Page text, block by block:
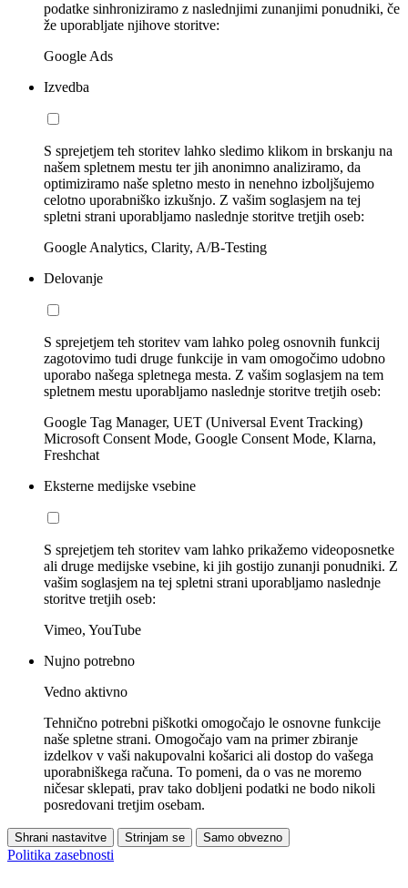
podatke sinhroniziramo z naslednjimi zunanjimi ponudniki, če
že uporabljate njihove storitve:
Google Ads
Izvedba
S sprejetjem teh storitev lahko sledimo klikom in brskanju na
našem spletnem mestu ter jih anonimno analiziramo, da
optimiziramo naše spletno mesto in nenehno izboljšujemo
celotno uporabniško izkušnjo. Z vašim soglasjem na tej
spletni strani uporabljamo naslednje storitve tretjih oseb:
Google Analytics, Clarity, A/B-Testing
Delovanje
S sprejetjem teh storitev vam lahko poleg osnovnih funkcij
zagotovimo tudi druge funkcije in vam omogočimo udobno
uporabo našega spletnega mesta. Z vašim soglasjem na tem
spletnem mestu uporabljamo naslednje storitve tretjih oseb:
Google Tag Manager, UET (Universal Event Tracking)
Microsoft Consent Mode, Google Consent Mode, Klarna,
Freshchat
Eksterne medijske vsebine
S sprejetjem teh storitev vam lahko prikažemo videoposnetke
ali druge medijske vsebine, ki jih gostijo zunanji ponudniki. Z
vašim soglasjem na tej spletni strani uporabljamo naslednje
storitve tretjih oseb:
Vimeo, YouTube
Nujno potrebno
Vedno aktivno
Tehnično potrebni piškotki omogočajo le osnovne funkcije
naše spletne strani. Omogočajo vam na primer zbiranje
izdelkov v vaši nakupovalni košarici ali dostop do vašega
uporabniškega računa. To pomeni, da o vas ne moremo
ničesar sklepati, prav tako dobljeni podatki ne bodo nikoli
posredovani tretjim osebam.
Shrani nastavitve Strinjam se Samo obvezno
Politika zasebnosti